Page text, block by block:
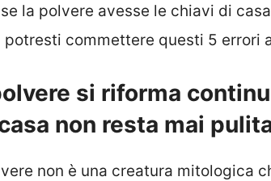
la polvere avesse le chiavi di
commettere questi 5 errori
si riforma
non resta mai
non è una creatura mitologica